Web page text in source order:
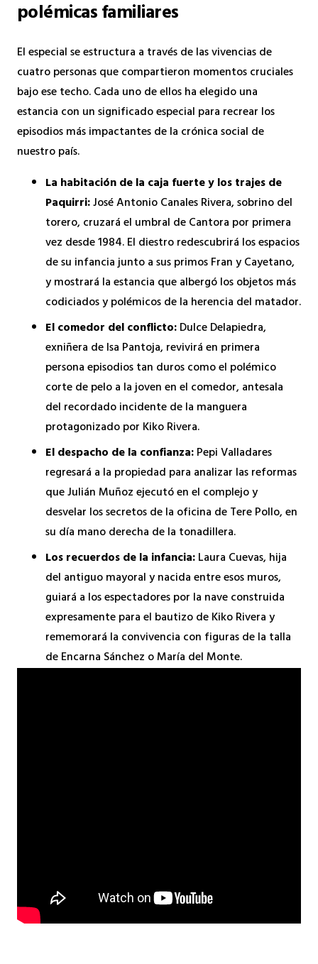
polémicas familiares
El especial se estructura a través de las vivencias de
cuatro personas que compartieron momentos cruciales
bajo ese techo. Cada uno de ellos ha elegido una
estancia con un significado especial para recrear los
episodios más impactantes de la crónica social de
nuestro país.
La habitación de la caja fuerte y los trajes de
Paquirri:José Antonio Canales Rivera, sobrino del
torero, cruzará el umbral de Cantora por primera
vez desde 1984. El diestro redescubrirá los espacios
de su infancia junto a sus primos Fran y Cayetano,
y mostrará la estancia que albergó los objetos más
codiciados y polémicos de la herencia del matador.
El comedor del conflicto:Dulce Delapiedra,
exniñera de Isa Pantoja, revivirá en primera
persona episodios tan duros como el polémico
corte de pelo a la joven en el comedor, antesala
del recordado incidente de la manguera
protagonizado por Kiko Rivera.
El despacho de la confianza:Pepi Valladares
regresará a la propiedad para analizar las reformas
que Julián Muñoz ejecutó en el complejo y
desvelar los secretos de la oficina de Tere Pollo, en
su día mano derecha de la tonadillera.
Los recuerdos de la infancia:Laura Cuevas, hija
del antiguo mayoral y nacida entre esos muros,
guiará a los espectadores por la nave construida
expresamente para el bautizo de Kiko Rivera y
rememorará la convivencia con figuras de la talla
de Encarna Sánchez o María del Monte.